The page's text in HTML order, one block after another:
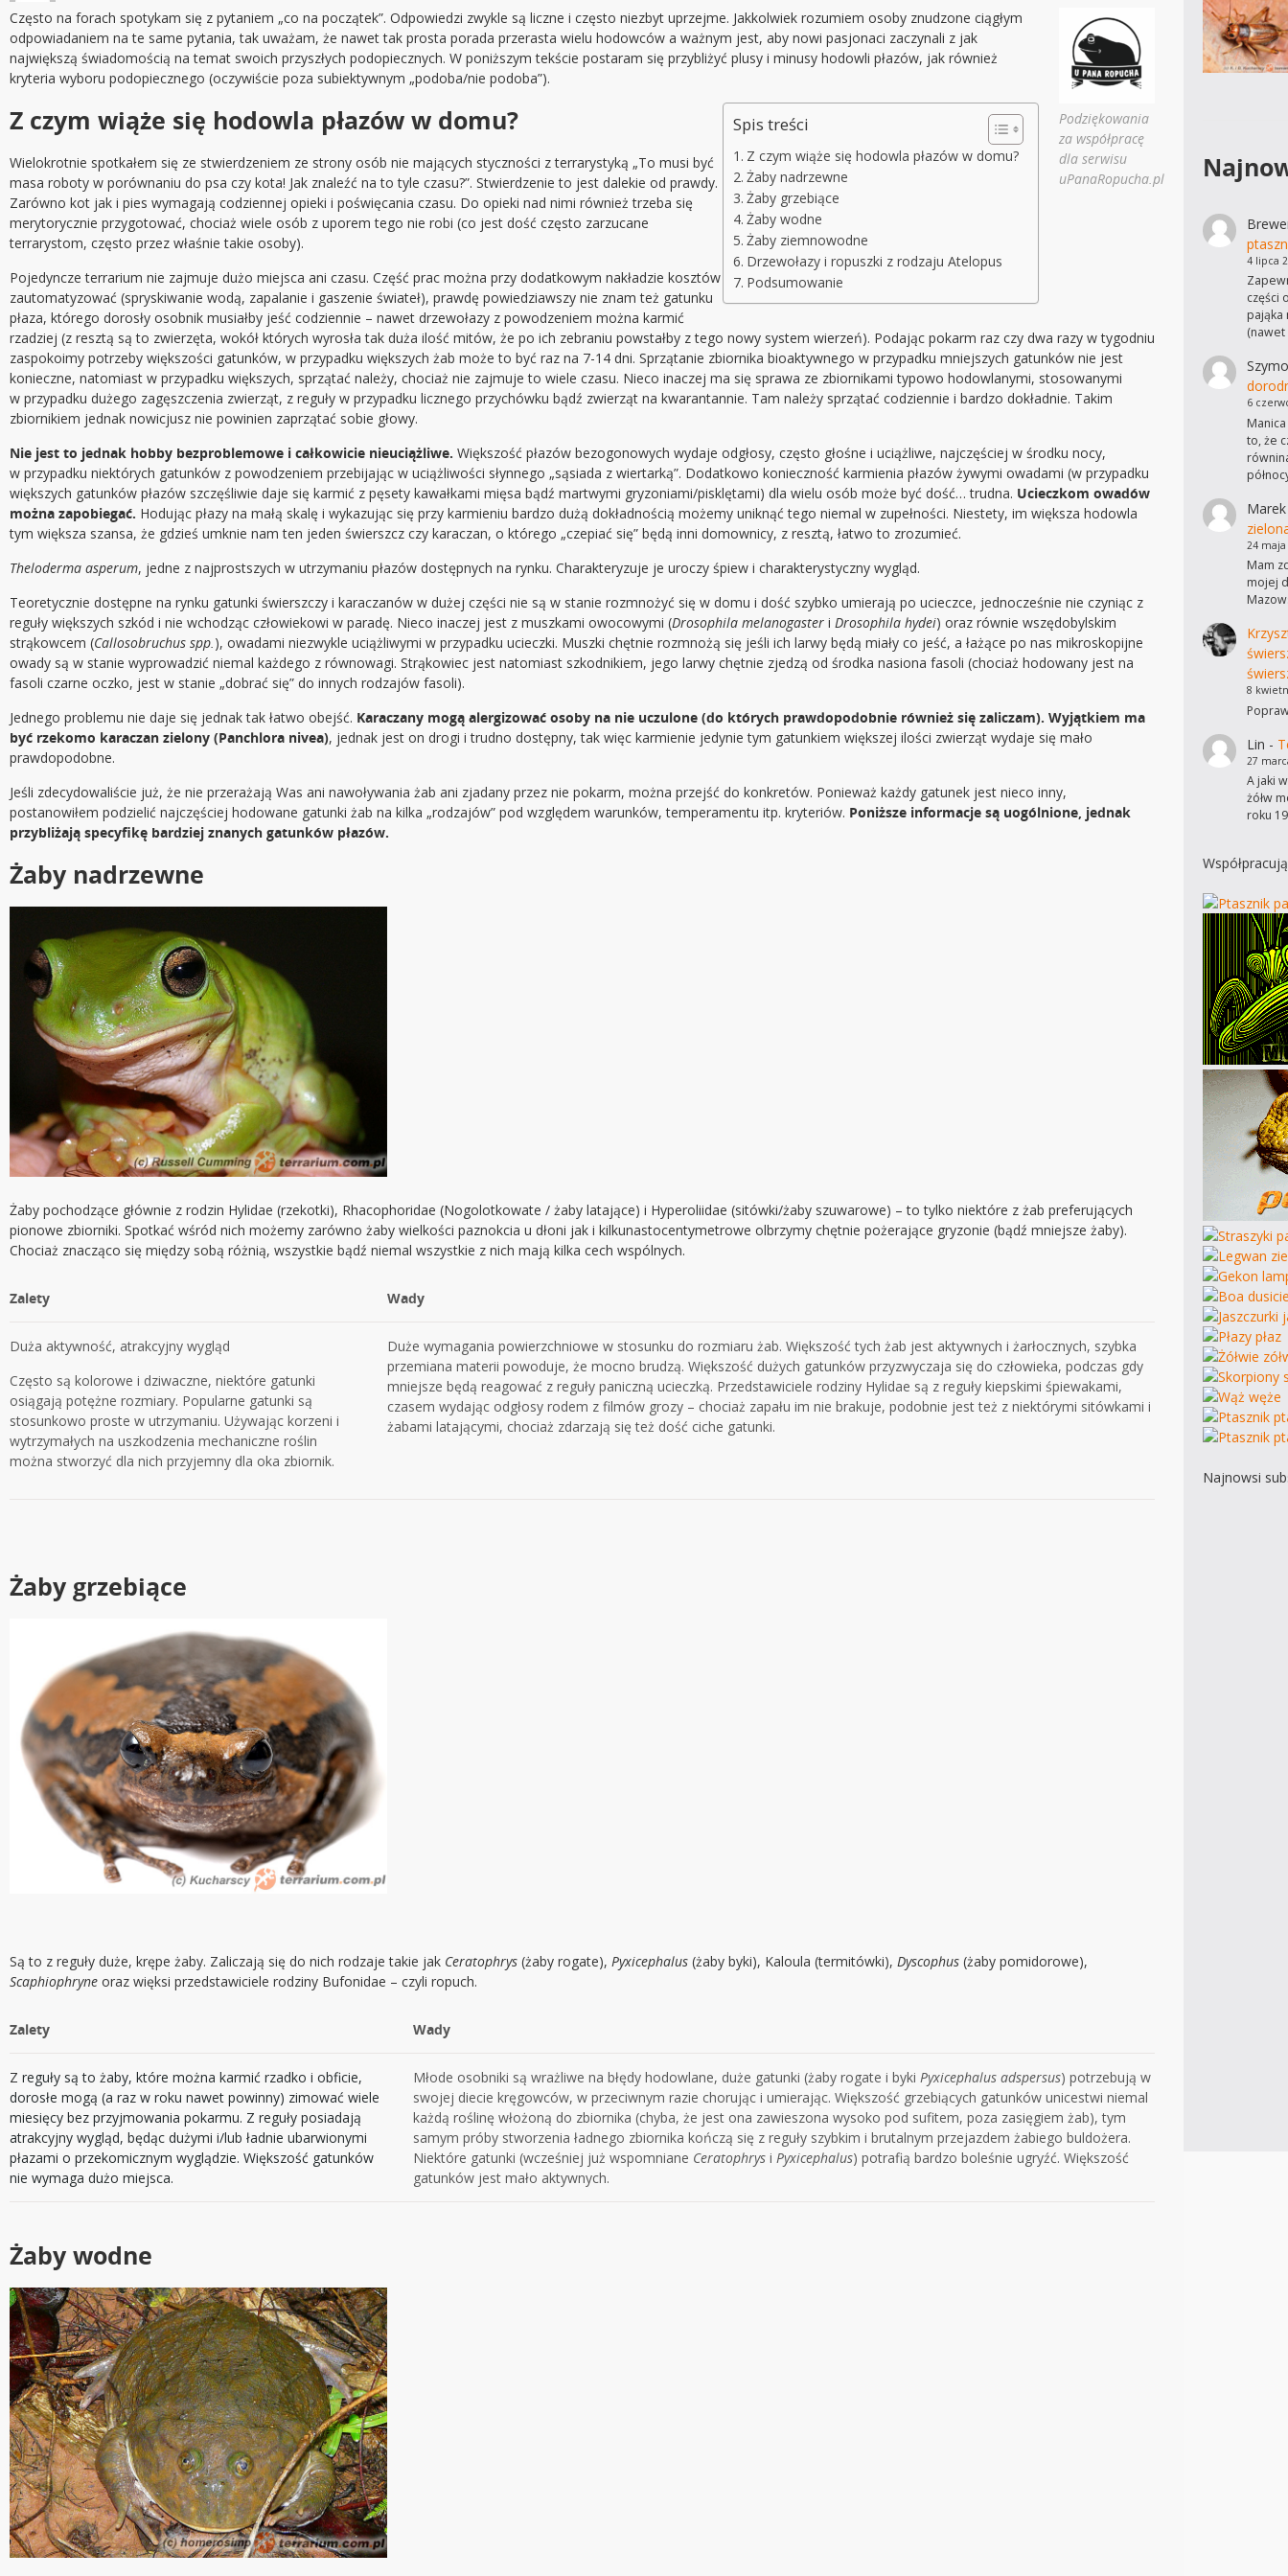
Podziękowania
za współpracę
dla serwisu
uPanaRopucha.pl
Często na forach spotykam się z pytaniem „co na początek”. Odpowiedzi zwykle są liczne i często niezbyt uprzejme. Jakkolwiek rozumiem osoby znudzone ciągłym
odpowiadaniem na te same pytania, tak uważam, że nawet tak prosta porada przerasta wielu hodowców a ważnym jest, aby nowi pasjonaci zaczynali z jak
największą świadomością na temat swoich przyszłych podopiecznych. W poniższym tekście postaram się przybliżyć plusy i minusy hodowli płazów, jak również
kryteria wyboru podopiecznego (oczywiście poza subiektywnym „podoba/nie podoba”).
Spis treści
Z czym wiąże się hodowla płazów w domu?
Żaby nadrzewne
Żaby grzebiące
Żaby wodne
Żaby ziemnowodne
Drzewołazy i ropuszki z rodzaju Atelopus
Podsumowanie
Z czym wiąże się hodowla płazów w domu?
Wielokrotnie spotkałem się ze stwierdzeniem ze strony osób nie mających styczności z terrarystyką „To musi być
masa roboty w porównaniu do psa czy kota! Jak znaleźć na to tyle czasu?”. Stwierdzenie to jest dalekie od prawdy.
Zarówno kot jak i pies wymagają codziennej opieki i poświęcania czasu. Do opieki nad nimi również trzeba się
merytorycznie przygotować, chociaż wiele osób z uporem tego nie robi (co jest dość często zarzucane
terrarystom, często przez właśnie takie osoby).
Pojedyncze terrarium nie zajmuje dużo miejsca ani czasu. Część prac można przy dodatkowym nakładzie kosztów
zautomatyzować (spryskiwanie wodą, zapalanie i gaszenie świateł), prawdę powiedziawszy nie znam też gatunku
płaza, którego dorosły osobnik musiałby jeść codziennie – nawet drzewołazy z powodzeniem można karmić
rzadziej (z resztą są to zwierzęta, wokół których wyrosła tak duża ilość mitów, że po ich zebraniu powstałby z tego nowy system wierzeń). Podając pokarm raz czy dwa razy w tygodniu
zaspokoimy potrzeby większości gatunków, w przypadku większych żab może to być raz na 7-14 dni. Sprzątanie zbiornika bioaktywnego w przypadku mniejszych gatunków nie jest
konieczne, natomiast w przypadku większych, sprzątać należy, chociaż nie zajmuje to wiele czasu. Nieco inaczej ma się sprawa ze zbiornikami typowo hodowlanymi, stosowanymi
w przypadku dużego zagęszczenia zwierząt, z reguły w przypadku licznego przychówku bądź zwierząt na kwarantannie. Tam należy sprzątać codziennie i bardzo dokładnie. Takim
zbiornikiem jednak nowicjusz nie powinien zaprzątać sobie głowy.
Nie jest to jednak hobby bezproblemowe i całkowicie nieuciążliwe. Większość płazów bezogonowych wydaje odgłosy, często głośne i uciążliwe, najczęściej w środku nocy,
w przypadku niektórych gatunków z powodzeniem przebijając w uciążliwości słynnego „sąsiada z wiertarką”. Dodatkowo konieczność karmienia płazów żywymi owadami (w przypadku
większych gatunków płazów szczęśliwie daje się karmić z pęsety kawałkami mięsa bądź martwymi gryzoniami/pisklętami) dla wielu osób może być dość… trudna. Ucieczkom owadów
można zapobiegać. Hodując płazy na małą skalę i wykazując się przy karmieniu bardzo dużą dokładnością możemy uniknąć tego niemal w zupełności. Niestety, im większa hodowla
tym większa szansa, że gdzieś umknie nam ten jeden świerszcz czy karaczan, o którego „czepiać się” będą inni domownicy, z resztą, łatwo to zrozumieć.
Theloderma asperum, jedne z najprostszych w utrzymaniu płazów dostępnych na rynku. Charakteryzuje je uroczy śpiew i charakterystyczny wygląd.
Teoretycznie dostępne na rynku gatunki świerszczy i karaczanów w dużej części nie są w stanie rozmnożyć się w domu i dość szybko umierają po ucieczce, jednocześnie nie czyniąc z
reguły większych szkód i nie wchodząc człowiekowi w paradę. Nieco inaczej jest z muszkami owocowymi (Drosophila melanogaster i Drosophila hydei) oraz równie wszędobylskim
strąkowcem (Callosobruchus spp.), owadami niezwykle uciążliwymi w przypadku ucieczki. Muszki chętnie rozmnożą się jeśli ich larwy będą miały co jeść, a łażące po nas mikroskopijne
owady są w stanie wyprowadzić niemal każdego z równowagi. Strąkowiec jest natomiast szkodnikiem, jego larwy chętnie zjedzą od środka nasiona fasoli (chociaż hodowany jest na
fasoli czarne oczko, jest w stanie „dobrać się” do innych rodzajów fasoli).
Jednego problemu nie daje się jednak tak łatwo obejść. Karaczany mogą alergizować osoby na nie uczulone (do których prawdopodobnie również się zaliczam). Wyjątkiem ma
być rzekomo karaczan zielony (Panchlora nivea), jednak jest on drogi i trudno dostępny, tak więc karmienie jedynie tym gatunkiem większej ilości zwierząt wydaje się mało
prawdopodobne.
Jeśli zdecydowaliście już, że nie przerażają Was ani nawoływania żab ani zjadany przez nie pokarm, można przejść do konkretów. Ponieważ każdy gatunek jest nieco inny,
postanowiłem podzielić najczęściej hodowane gatunki żab na kilka „rodzajów” pod względem warunków, temperamentu itp. kryteriów. Poniższe informacje są uogólnione, jednak
przybliżają specyfikę bardziej znanych gatunków płazów.
Żaby nadrzewne
Żaby pochodzące głównie z rodzin Hylidae (rzekotki), Rhacophoridae (Nogolotkowate / żaby latające) i Hyperoliidae (sitówki/żaby szuwarowe) – to tylko niektóre z żab preferujących
pionowe zbiorniki. Spotkać wśród nich możemy zarówno żaby wielkości paznokcia u dłoni jak i kilkunastocentymetrowe olbrzymy chętnie pożerające gryzonie (bądź mniejsze żaby).
Chociaż znacząco się między sobą różnią, wszystkie bądź niemal wszystkie z nich mają kilka cech wspólnych.
Zalety Wady
Duża aktywność, atrakcyjny wygląd
Często są kolorowe i dziwaczne, niektóre gatunki
osiągają potężne rozmiary. Popularne gatunki są
stosunkowo proste w utrzymaniu. Używając korzeni i
wytrzymałych na uszkodzenia mechaniczne roślin
można stworzyć dla nich przyjemny dla oka zbiornik.
Duże wymagania powierzchniowe w stosunku do rozmiaru żab. Większość tych żab jest aktywnych i żarłocznych, szybka
przemiana materii powoduje, że mocno brudzą. Większość dużych gatunków przyzwyczaja się do człowieka, podczas gdy
mniejsze będą reagować z reguły paniczną ucieczką. Przedstawiciele rodziny Hylidae są z reguły kiepskimi śpiewakami,
czasem wydając odgłosy rodem z filmów grozy – chociaż zapału im nie brakuje, podobnie jest też z niektórymi sitówkami i
żabami latającymi, chociaż zdarzają się też dość ciche gatunki.
Żaby grzebiące
Są to z reguły duże, krępe żaby. Zaliczają się do nich rodzaje takie jak Ceratophrys (żaby rogate), Pyxicephalus (żaby byki), Kaloula (termitówki), Dyscophus (żaby pomidorowe),
Scaphiophryne oraz więksi przedstawiciele rodziny Bufonidae – czyli ropuch.
Zalety Wady
Z reguły są to żaby, które można karmić rzadko i obficie,
dorosłe mogą (a raz w roku nawet powinny) zimować wiele
miesięcy bez przyjmowania pokarmu. Z reguły posiadają
atrakcyjny wygląd, będąc dużymi i/lub ładnie ubarwionymi
płazami o przekomicznym wyglądzie. Większość gatunków
nie wymaga dużo miejsca.
Młode osobniki są wrażliwe na błędy hodowlane, duże gatunki (żaby rogate i byki Pyxicephalus adspersus) potrzebują w
swojej diecie kręgowców, w przeciwnym razie chorując i umierając. Większość grzebiących gatunków unicestwi niemal
każdą roślinę włożoną do zbiornika (chyba, że jest ona zawieszona wysoko pod sufitem, poza zasięgiem żab), tym
samym próby stworzenia ładnego zbiornika kończą się z reguły szybkim i brutalnym przejazdem żabiego buldożera.
Niektóre gatunki (wcześniej już wspomniane Ceratophrys i Pyxicephalus) potrafią bardzo boleśnie ugryźć. Większość
gatunków jest mało aktywnych.
Żaby wodne
4 lipca
części
pająka
6
to, że
Marek
24 maja
Mam
mojej
8
Lin -
27
A jaki
żółw
roku
Najnowsi